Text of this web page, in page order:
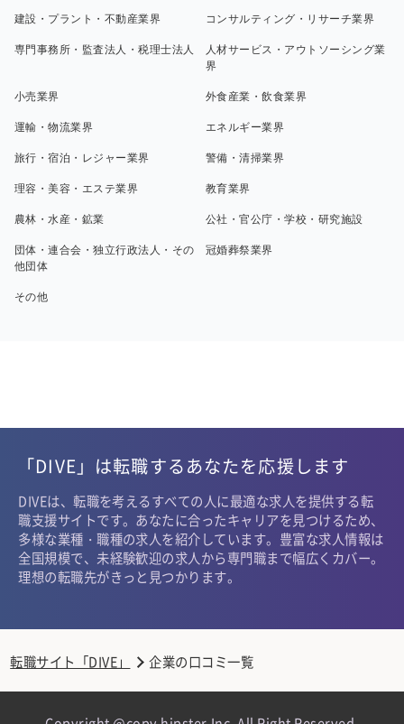
建設・プラント・不動産業界 コンサルティング・リサーチ業界
専門事務所・監査法人・税理士法人
人材サービス・アウトソーシング業
界
小売業界 外食産業・飲食業界
運輸・物流業界 エネルギー業界
旅行・宿泊・レジャー業界 警備・清掃業界
理容・美容・エステ業界 教育業界
農林・水産・鉱業 公社・官公庁・学校・研究施設
団体・連合会・独立行政法人・その
他団体
冠婚葬祭業界
その他
「DIVE」は転職するあなたを応援します
DIVEは、転職を考えるすべての人に最適な求人を提供する転
職支援サイトです。あなたに合ったキャリアを見つけるため、
多様な業種・職種の求人を紹介しています。豊富な求人情報は
全国規模で、未経験歓迎の求人から専門職まで幅広くカバー。
理想の転職先がきっと見つかります。
転職サイト「DIVE」 企業の口コミ一覧